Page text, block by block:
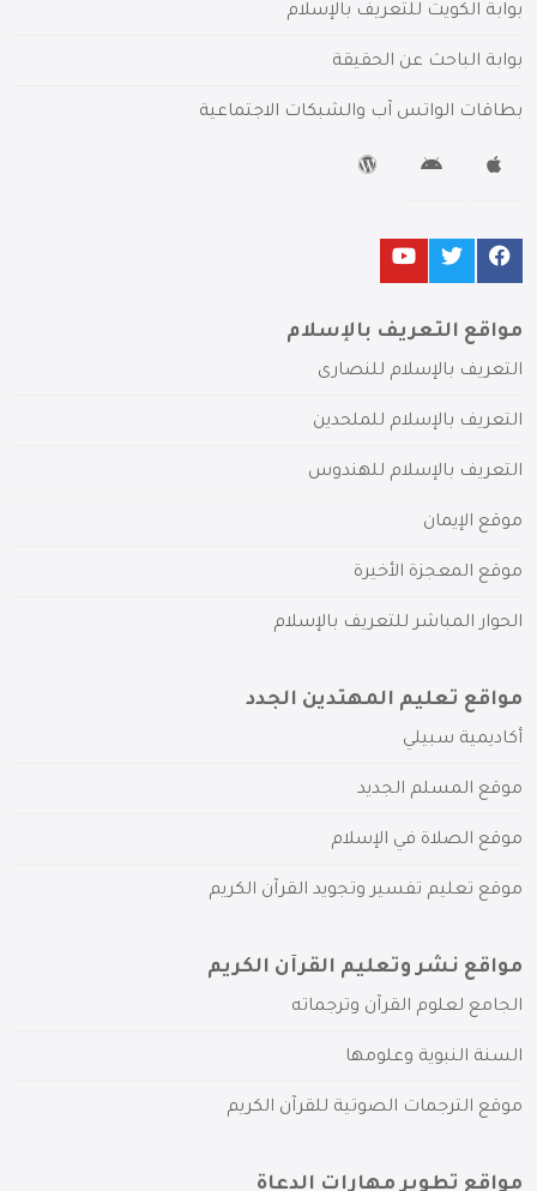
بوابة الكويت للتعريف بالإسلام
بوابة الباحث عن الحقيقة
بطاقات الواتس آب والشبكات الاجتماعية
مواقع التعريف بالإسلام
التعريف بالإسلام للنصارى
التعريف بالإسلام للملحدين
التعريف بالإسلام للهندوس
موقع الإيمان
موقع المعجزة الأخيرة
الحوار المباشر للتعريف بالإسلام
مواقع تعليم المهتدين الجدد
أكاديمية سبيلي
موقع المسلم الجديد
موقع الصلاة في الإسلام
موقع تعليم تفسير وتجويد القرآن الكريم
مواقع نشر وتعليم القرآن الكريم
الجامع لعلوم القرآن وترجماته
السنة النبوية وعلومها
موقع الترجمات الصوتية للقرآن الكريم
مواقع تطوير مهارات الدعاة